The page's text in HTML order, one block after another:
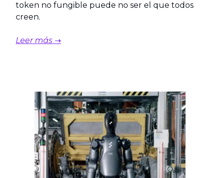
token no fungible puede no ser el que todos
creen.
Leer más →